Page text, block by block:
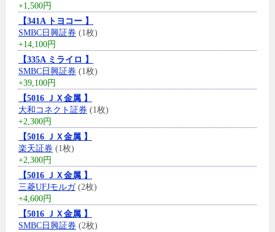
+1,500円
【341A トヨコー 】
SMBC日興証券 (1枚)
+14,100円
【335A ミライロ 】
SMBC日興証券 (1枚)
+39,100円
【5016 ＪＸ金属 】
大和コネクト証券 (1枚)
+2,300円
【5016 ＪＸ金属 】
楽天証券 (1枚)
+2,300円
【5016 ＪＸ金属 】
三菱UFJモルガ(2枚)
+4,600円
【5016 ＪＸ金属 】
SMBC日興証券 (2枚)